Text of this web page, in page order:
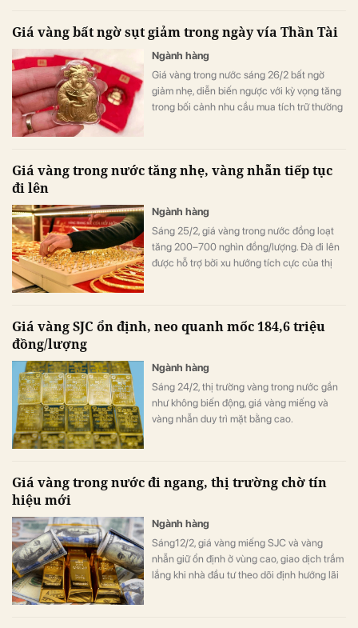
Giá vàng bất ngờ sụt giảm trong ngày vía Thần Tài
Ngành hàng
Giá vàng trong nước sáng 26/2 bất ngờ
giảm nhẹ, diễn biến ngược với kỳ vọng tăng
trong bối cảnh nhu cầu mua tích trữ thường
Giá vàng trong nước tăng nhẹ, vàng nhẫn tiếp tục
đi lên
Ngành hàng
Sáng 25/2, giá vàng trong nước đồng loạt
tăng 200–700 nghìn đồng/lượng. Đà đi lên
được hỗ trợ bởi xu hướng tích cực của thị
Giá vàng SJC ổn định, neo quanh mốc 184,6 triệu
đồng/lượng
Ngành hàng
Sáng 24/2, thị trường vàng trong nước gần
như không biến động, giá vàng miếng và
vàng nhẫn duy trì mặt bằng cao.
Giá vàng trong nước đi ngang, thị trường chờ tín
hiệu mới
Ngành hàng
Sáng12/2, giá vàng miếng SJC và vàng
nhẫn giữ ổn định ở vùng cao, giao dịch trầm
lắng khi nhà đầu tư theo dõi định hướng lãi